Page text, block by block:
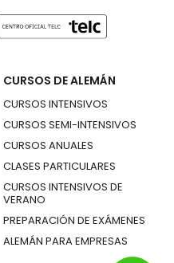
CURSOS DE ALEMÁN
CURSOS INTENSIVOS
CURSOS SEMI-INTENSIVOS
CURSOS ANUALES
CLASES PARTICULARES
CURSOS INTENSIVOS DE
VERANO
PREPARACIÓN DE EXÁMENES
ALEMÁN PARA EMPRESAS